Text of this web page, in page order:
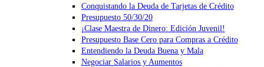
Conquistando la Deuda de Tarjetas de Crédito
Presupuesto 50/30/20
¡Clase Maestra de Dinero: Edición Juvenil!
Presupuesto Base Cero para Compras a Crédito
Entendiendo la Deuda Buena y Mala
Negociar Salarios y Aumentos